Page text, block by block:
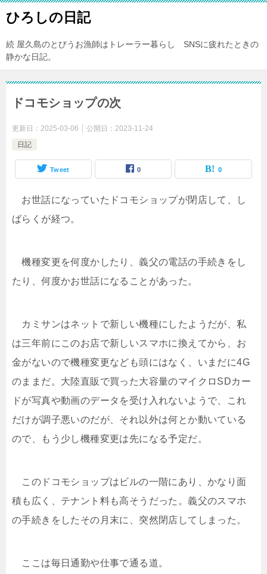
ひろしの日記
続 屋久島のとびうお漁師はトレーラー暮らし SNSに疲れたときの
静かな日記。
ドコモショップの次
更新日： 2025-03-06 公開日： 2023-11-24
日記
Tweet 0 0
お世話になっていたドコモショップが閉店して、し
ばらくが経つ。
機種変更を何度かしたり、義父の電話の手続きをし
たり、何度かお世話になることがあった。
カミサンはネットで新しい機種にしたようだが、私
は三年前にこのお店で新しいスマホに換えてから、お
金がないので機種変更なども頭にはなく、いまだに4G
のままだ。大陸直販で買った大容量のマイクロSDカー
ドが写真や動画のデータを受け入れないようで、これ
だけが調子悪いのだが、それ以外は何とか動いている
ので、もう少し機種変更は先になる予定だ。
このドコモショップはビルの一階にあり、かなり面
積も広く、テナント料も高そうだった。義父のスマホ
の手続きをしたその月末に、突然閉店してしまった。
ここは毎日通勤や仕事で通る道。